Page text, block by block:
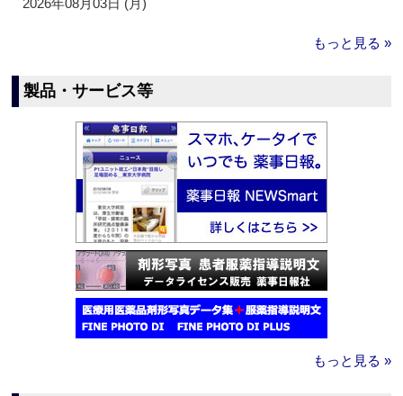
2026年08月03日 (月)
もっと見る »
製品・サービス等
もっと見る »